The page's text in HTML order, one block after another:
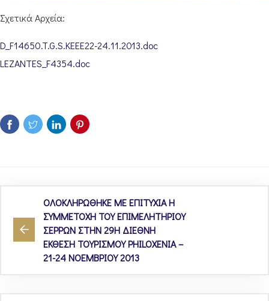
Σχετικά Αρχεία:
D_F14650.T.G.S.KEEE22-24.11.2013.doc
LEZANTES_F4354.doc
ΟΛΟΚΛΗΡΩΘΗΚΕ ΜΕ ΕΠΙΤΥΧΙΑ Η
ΣΥΜΜΕΤΟΧΗ ΤΟΥ ΕΠΙΜΕΛΗΤΗΡΙΟΥ
ΣΕΡΡΩΝ ΣΤΗΝ 29Η ΔΙΕΘΝΗ
ΕΚΘΕΣΗ ΤΟΥΡΙΣΜΟΥ PHILOXENIA –
21-24 ΝΟΕΜΒΡΙΟΥ 2013